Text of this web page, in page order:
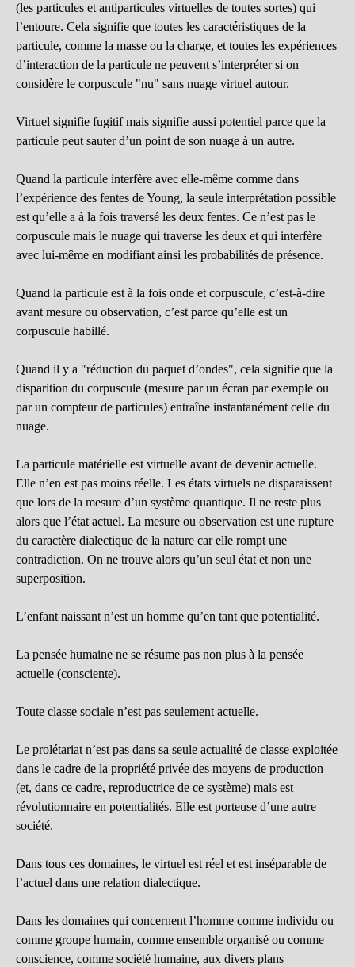
(les particules et antiparticules virtuelles de toutes sortes) qui
l’entoure. Cela signifie que toutes les caractéristiques de la
particule, comme la masse ou la charge, et toutes les expériences
d’interaction de la particule ne peuvent s’interpréter si on
considère le corpuscule "nu" sans nuage virtuel autour.
Virtuel signifie fugitif mais signifie aussi potentiel parce que la
particule peut sauter d’un point de son nuage à un autre.
Quand la particule interfère avec elle-même comme dans
l’expérience des fentes de Young, la seule interprétation possible
est qu’elle a à la fois traversé les deux fentes. Ce n’est pas le
corpuscule mais le nuage qui traverse les deux et qui interfère
avec lui-même en modifiant ainsi les probabilités de présence.
Quand la particule est à la fois onde et corpuscule, c’est-à-dire
avant mesure ou observation, c’est parce qu’elle est un
corpuscule habillé.
Quand il y a "réduction du paquet d’ondes", cela signifie que la
disparition du corpuscule (mesure par un écran par exemple ou
par un compteur de particules) entraîne instantanément celle du
nuage.
La particule matérielle est virtuelle avant de devenir actuelle.
Elle n’en est pas moins réelle. Les états virtuels ne disparaissent
que lors de la mesure d’un système quantique. Il ne reste plus
alors que l’état actuel. La mesure ou observation est une rupture
du caractère dialectique de la nature car elle rompt une
contradiction. On ne trouve alors qu’un seul état et non une
superposition.
L’enfant naissant n’est un homme qu’en tant que potentialité.
La pensée humaine ne se résume pas non plus à la pensée
actuelle (consciente).
Toute classe sociale n’est pas seulement actuelle.
Le prolétariat n’est pas dans sa seule actualité de classe exploitée
dans le cadre de la propriété privée des moyens de production
(et, dans ce cadre, reproductrice de ce système) mais est
révolutionnaire en potentialités. Elle est porteuse d’une autre
société.
Dans tous ces domaines, le virtuel est réel et est inséparable de
l’actuel dans une relation dialectique.
Dans les domaines qui concernent l’homme comme individu ou
comme groupe humain, comme ensemble organisé ou comme
conscience, comme société humaine, aux divers plans